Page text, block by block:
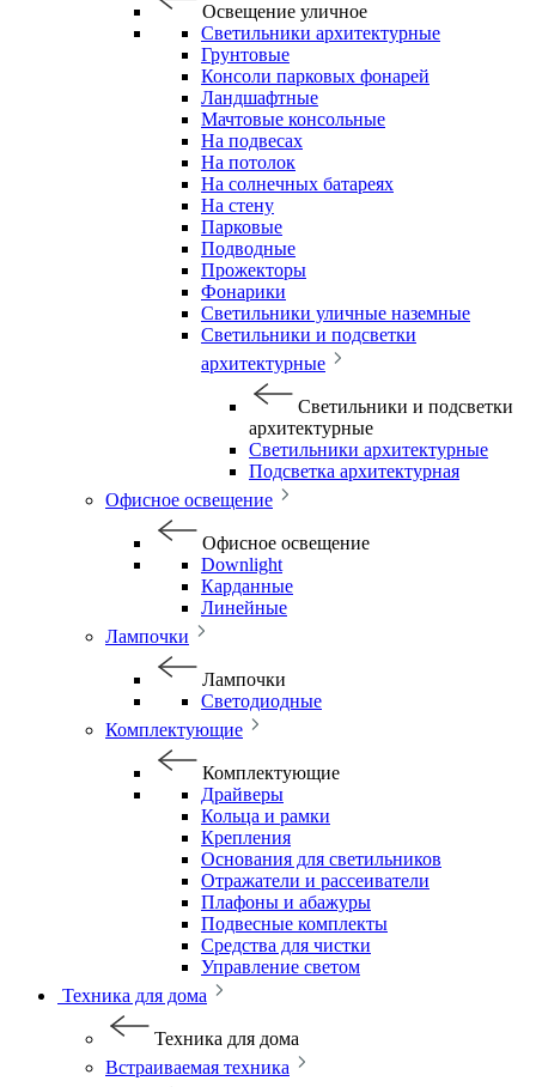
Освещение уличное
Светильники архитектурные
Грунтовые
Консоли парковых фонарей
Ландшафтные
Мачтовые консольные
На подвесах
На потолок
На солнечных батареях
На стену
Парковые
Подводные
Прожекторы
Фонарики
Светильники уличные наземные
Светильники и подсветки
архитектурные
Светильники и подсветки
архитектурные
Светильники архитектурные
Подсветка архитектурная
Офисное освещение
Офисное освещение
Downlight
Карданные
Линейные
Лампочки
Лампочки
Светодиодные
Комплектующие
Комплектующие
Драйверы
Кольца и рамки
Крепления
Основания для светильников
Отражатели и рассеиватели
Плафоны и абажуры
Подвесные комплекты
Средства для чистки
Управление светом
Техника для дома
Техника для дома
Встраиваемая техника